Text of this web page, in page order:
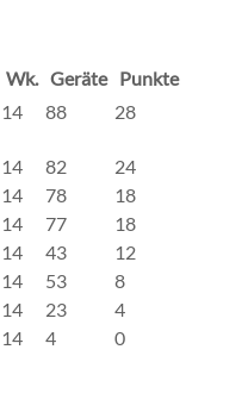
Wk. Geräte Punkte
14 88 28
14 82
24
14 78
18
14 77
18
14 43
12
14 53
8
14 23
4
14 4 0